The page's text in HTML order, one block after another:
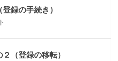
録の手続き）
（登録の移転）